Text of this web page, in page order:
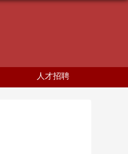
人才招聘